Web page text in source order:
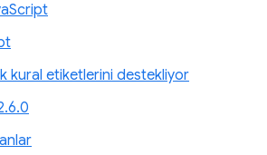
kural etiketlerini destekliyor